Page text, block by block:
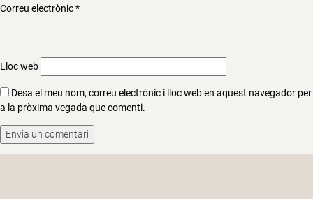
Correu electrònic*
Lloc web
Desa el meu nom, correu electrònic i lloc web en aquest navegador per
a la pròxima vegada que comenti.